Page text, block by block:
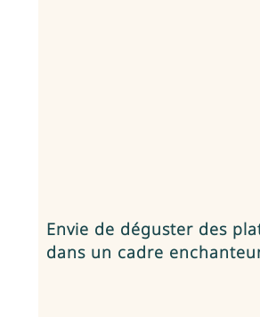
Envie de déguster des
dans un cadre